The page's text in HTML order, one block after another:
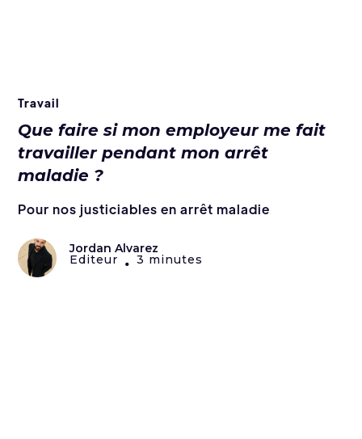
Travail
Que faire si mon employeur me fait
travailler pendant mon arrêt
maladie ?
Pour nos justiciables en arrêt maladie
Jordan Alvarez
Editeur • 3 minutes